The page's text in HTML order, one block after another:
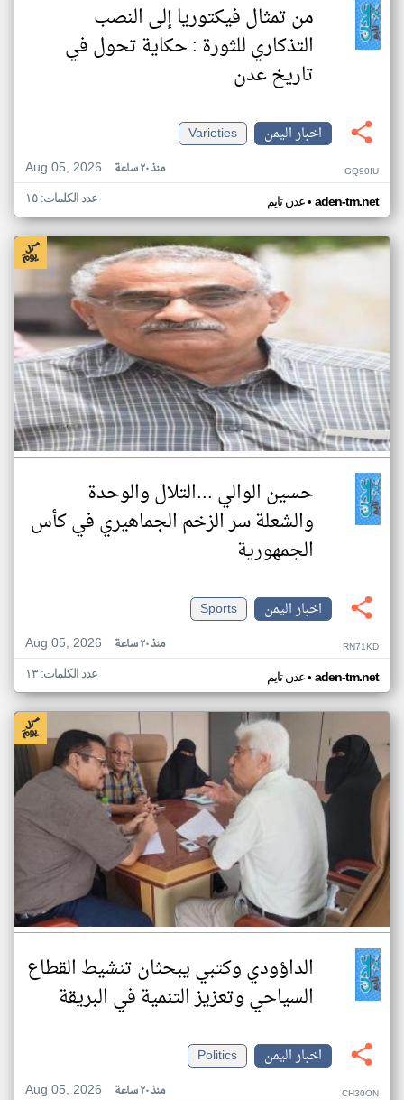
من تمثال فيكتوريا إلى النصب
التذكاري للثورة : حكاية تحول في
تاريخ عدن
اخبار اليمن
Varieties
Aug 05, 2026
منذ ٢٠ ساعة GQ90IU
عدن تايم• aden-tm.net عدد الكلمات: ١٥
حسين الوالي ...التلال والوحدة
والشعلة سر الزخم الجماهيري في كأس
الجمهورية
اخبار اليمن
Sports
Aug 05, 2026
منذ ٢٠ ساعة RN71KD
عدن تايم• aden-tm.net عدد الكلمات: ١٣
الداؤودي وكتبي يبحثان تنشيط القطاع
السياحي وتعزيز التنمية في البريقة
اخبار اليمن
Politics
Aug 05, 2026
منذ ٢٠ ساعة CH30ON